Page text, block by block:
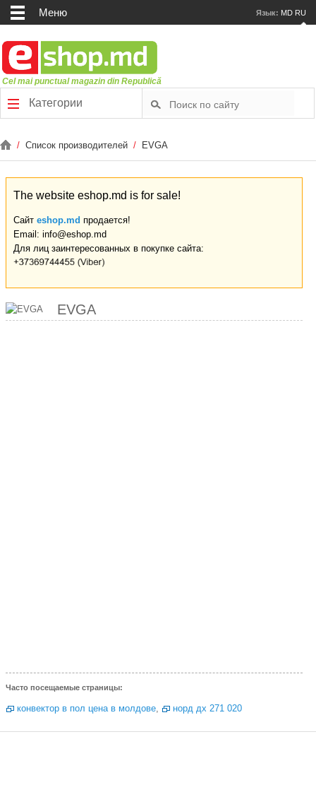
Меню Язык: MD RU
Cel mai punctual magazin din Republică
Категории
/ Список производителей / EVGA
The website eshop.md is for sale!
Сайт eshop.md продается!
Email: info@eshop.md
Для лиц заинтересованных в покупке сайта:
EVGA
Часто посещаемые страницы:
конвектор в пол цена в молдове, норд дх 271 020